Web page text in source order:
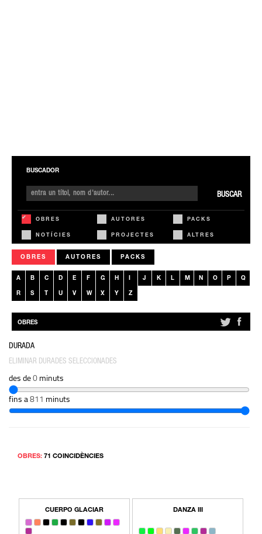
BUSCADOR
BUSCAR
OBRES AUTORES PACKS
NOTÍCIES PROJECTES ALTRES
OBRES AUTORES PACKS
A B C D E F G H I J K L M N O P Q
R S T U V W X Y Z
OBRES
DURADA
ELIMINAR DURADES SELECCIONADES
des de 0 minuts
fins a 811 minuts
OBRES: 71 COINCIDÈNCIES
CUERPO GLACIAR DANZA III